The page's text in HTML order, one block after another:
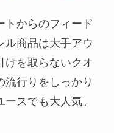
トからのフィード
ル商品は大手アウ
けを取らないクオ
流行りをしっかり
スでも大人気。